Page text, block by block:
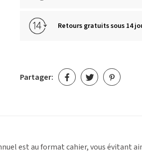
Retours gratuits sous 14
Partager:
est au format cahier, vous évitant